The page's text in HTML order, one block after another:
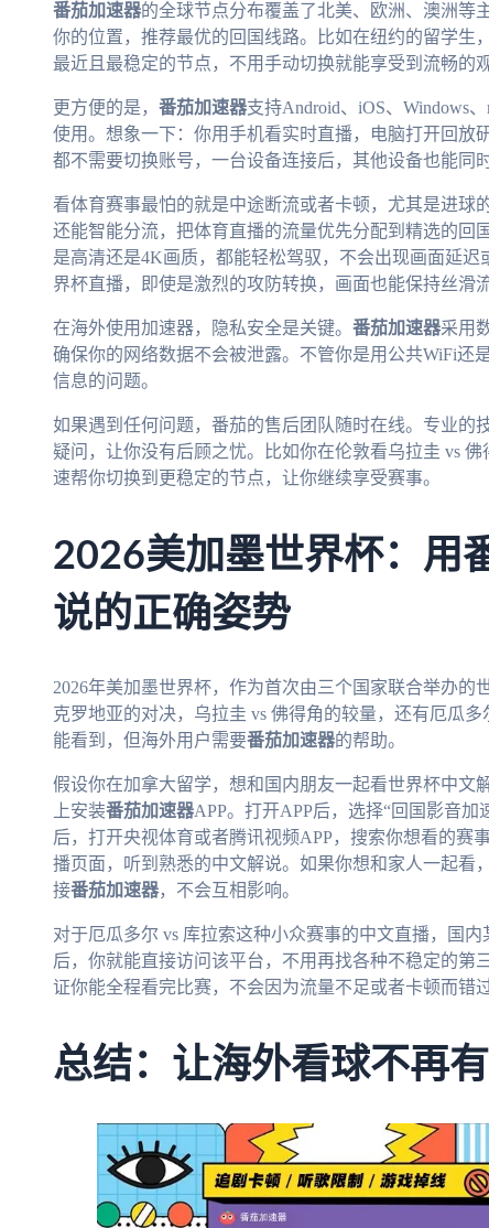
番茄加速器的全球节点分布覆盖了北美、欧洲、澳洲等
你的位置，推荐最优的回国线路。比如在纽约的留学生
最近且最稳定的节点，不用手动切换就能享受到流畅的
更方便的是， 番茄加速器支持Android、iOS、Windows
使用。想象一下：你用手机看实时直播，电脑打开回
都不需要切换账号，一台设备连接后，其他设备也能同
看体育赛事最怕的就是中途断流或者卡顿，尤其是进球
还能智能分流，把体育直播的流量优先分配到精选的回
是高清还是4K画质，都能轻松驾驭，不会出现画面延
界杯直播，即使是激烈的攻防转换，画面也能保持丝滑
在海外使用加速器，隐私安全是关键。 番茄加速器采用
确保你的网络数据不会被泄露。不管你是用公共WiFi还
信息的问题。
如果遇到任何问题，番茄的售后团队随时在线。专业的
疑问，让你没有后顾之忧。比如你在伦敦看乌拉圭 vs
速帮你切换到更稳定的节点，让你继续享受赛事。
2026美加墨世界杯：用
说的正确姿势
2026年美加墨世界杯，作为首次由三个国家联合举办的
克罗地亚的对决，乌拉圭 vs 佛得角的较量，还有厄瓜
能看到，但海外用户需要番茄加速器的帮助。
假设你在加拿大留学，想和国内朋友一起看世界杯中文
上安装番茄加速器APP。打开APP后，选择“回国影音
后，打开央视体育或者腾讯视频APP，搜索你想看的
播页面，听到熟悉的中文解说。如果你想和家人一起看
接番茄加速器，不会互相影响。
对于厄瓜多尔 vs 库拉索这种小众赛事的中文直播，国
后，你就能直接访问该平台，不用再找各种不稳定的第
证你能全程看完比赛，不会因为流量不足或者卡顿而错
总结：让海外看球不再